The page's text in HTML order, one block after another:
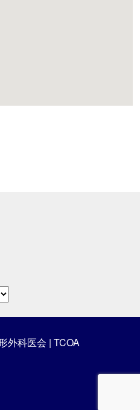
外科医会 | TCOA